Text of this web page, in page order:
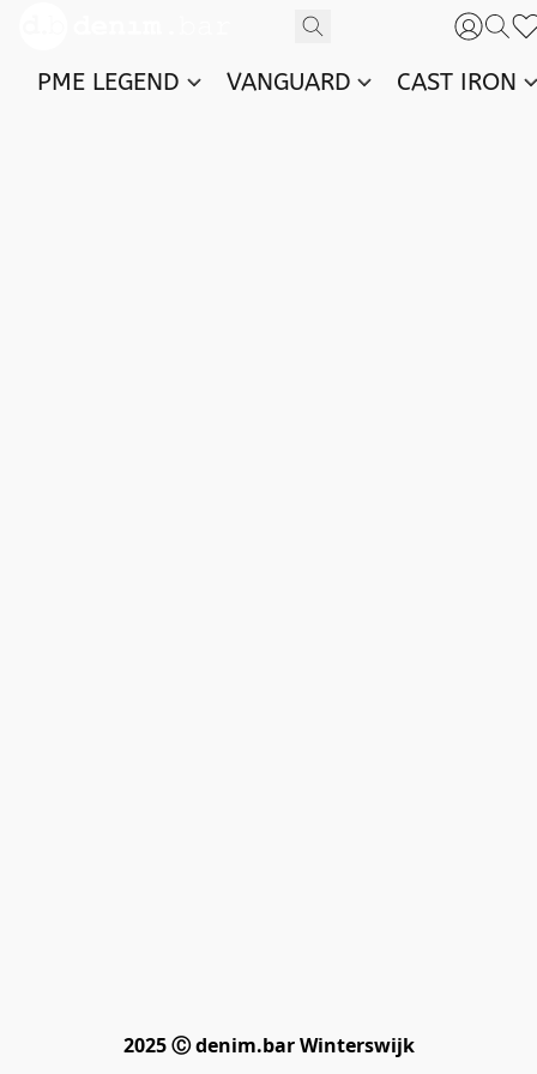
PME LEGEND VANGUARD CAST IRON
2025 Ⓒ denim.bar Winterswijk